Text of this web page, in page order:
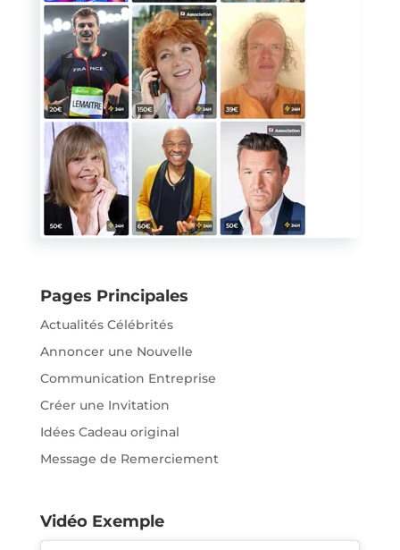
Pages Principales
Actualités Célébrités
Annoncer une Nouvelle
Communication Entreprise
Créer une Invitation
Idées Cadeau original
Message de Remerciement
Vidéo Exemple